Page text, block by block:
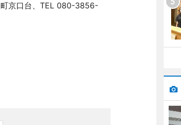
町京口台、TEL 080-3856-